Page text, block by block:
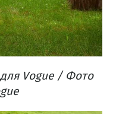
Vogue / Фото